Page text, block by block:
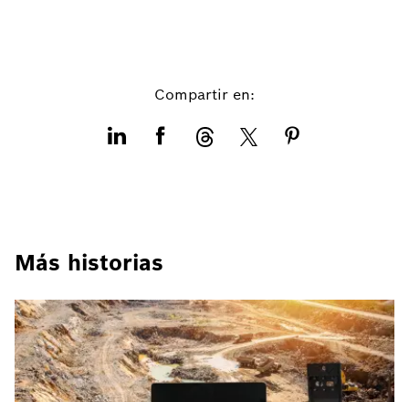
Compartir en:
Más historias